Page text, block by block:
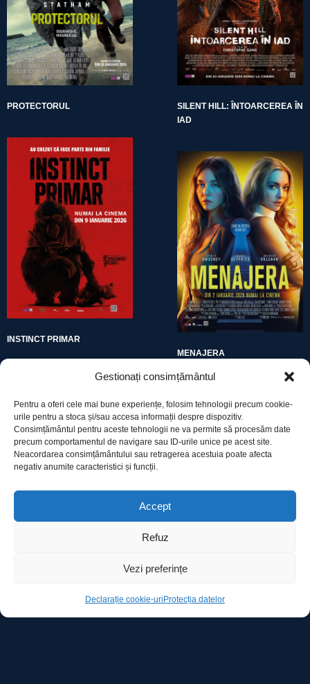
Gestionați consimțământul
Pentru a oferi cele mai bune experiențe, folosim tehnologii precum cookie-
urile pentru a stoca și/sau accesa informații despre dispozitiv.
Consimțământul pentru aceste tehnologii ne va permite să procesăm date
precum comportamentul de navigare sau ID-urile unice pe acest site.
Neacordarea consimțământului sau retragerea acestuia poate afecta
negativ anumite caracteristici și funcții.
Accept
Refuz
Vezi preferințe
Declarație cookie-uri Protecția datelor
PROTECTORUL
SILENT HILL: ÎNTOARCEREA ÎN
IAD
INSTINCT PRIMAR
MENAJERA
Utile
Declarație cookie-uri
Contact
Ro Image SRL
Strada Mihai Eminescu, nr. 142, et.7, ap. 23,